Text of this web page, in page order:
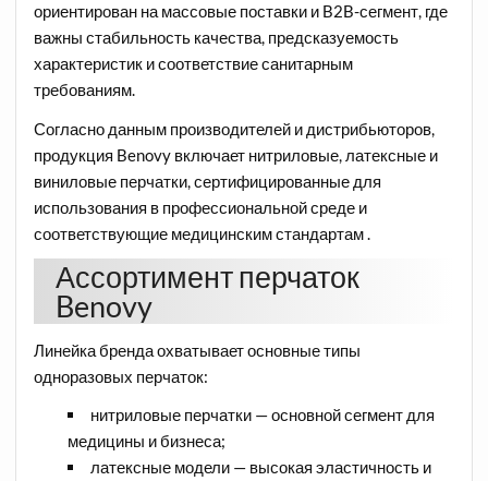
ориентирован на массовые поставки и B2B-сегмент, где
важны стабильность качества, предсказуемость
характеристик и соответствие санитарным
требованиям.
Согласно данным производителей и дистрибьюторов,
продукция Benovy включает нитриловые, латексные и
виниловые перчатки, сертифицированные для
использования в профессиональной среде и
соответствующие медицинским стандартам .
Ассортимент перчаток
Benovy
Линейка бренда охватывает основные типы
одноразовых перчаток:
нитриловые перчатки — основной сегмент для
медицины и бизнеса;
латексные модели — высокая эластичность и